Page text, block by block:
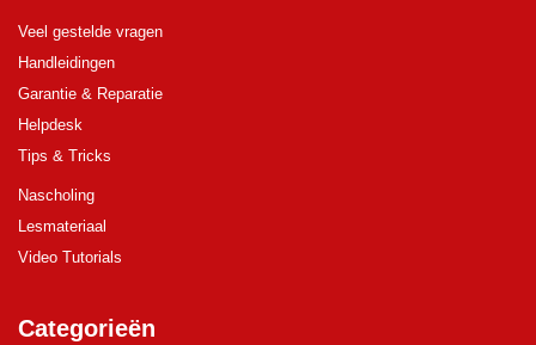
Veel gestelde vragen
Handleidingen
Garantie & Reparatie
Helpdesk
Tips & Tricks
Nascholing
Lesmateriaal
Video Tutorials
Categorieën